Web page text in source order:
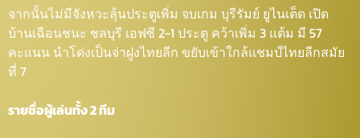
จากนั้นไม่มีจังหวะลุ้นประตูเพิ่ม จบเกม บุรีรัมย์ ยูไนเต็ด เปิด
บ้านเฉือนชนะ ชลบุรี เอฟซี 2-1 ประตู คว้าเพิ่ม 3 แต้ม มี 57
คะแนน นำโด่งเป็นจ่าฝูงไทยลีก ขยับเข้าใกล้แชมป์ไทยลีกสมัย
ที่ 7
รายชื่อผู้เล่นทั้ง 2 ทีม